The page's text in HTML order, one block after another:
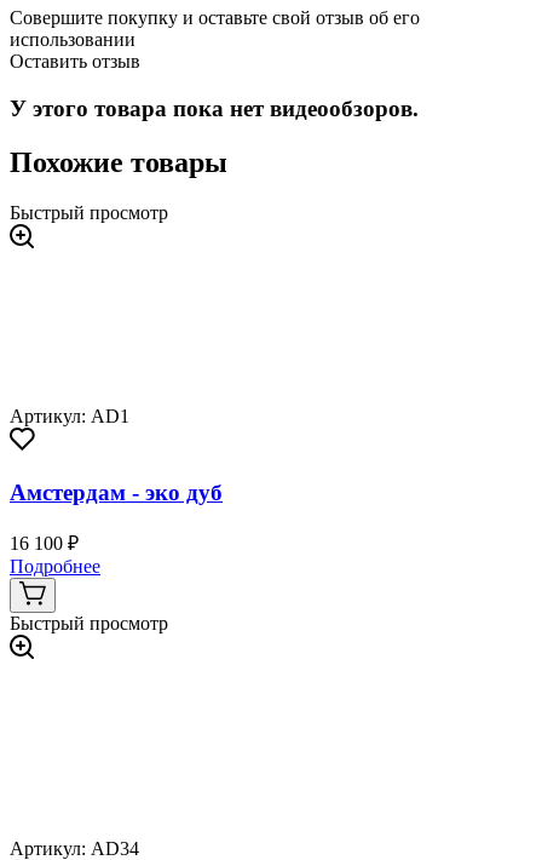
Совершите покупку и оставьте свой отзыв об его
использовании
Оставить отзыв
У этого товара пока нет видеообзоров.
Похожие товары
Быстрый просмотр
Артикул: AD1
Амстердам - эко дуб
16 100 ₽
Подробнее
Быстрый просмотр
Артикул: AD34